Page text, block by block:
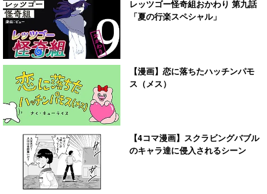
レッツゴー怪奇組おかわり 第九話
「夏の行楽スペシャル」
【漫画】恋に落ちたハッチンパモ
ス（メス）
【4コマ漫画】スクラビングバブル
のキャラ達に侵入されるシーン